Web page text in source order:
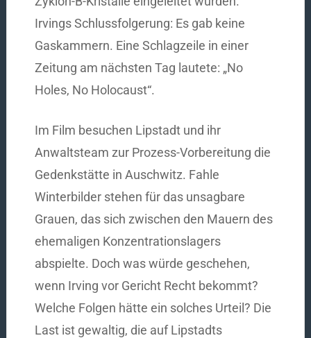
Irvings Schlussfolgerung: Es gab keine
Gaskammern. Eine Schlagzeile in einer
Zeitung am nächsten Tag lautete: „No
Holes, No Holocaust“.
Im Film besuchen Lipstadt und ihr
Anwaltsteam zur Prozess-Vorbereitung die
Gedenkstätte in Auschwitz. Fahle
Winterbilder stehen für das unsagbare
Grauen, das sich zwischen den Mauern des
ehemaligen Konzentrationslagers
abspielte. Doch was würde geschehen,
wenn Irving vor Gericht Recht bekommt?
Welche Folgen hätte ein solches Urteil? Die
Last ist gewaltig, die auf Lipstadts